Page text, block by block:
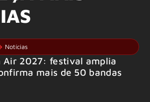
Notícias
Air 2027: festival amplia
mais de 50 bandas